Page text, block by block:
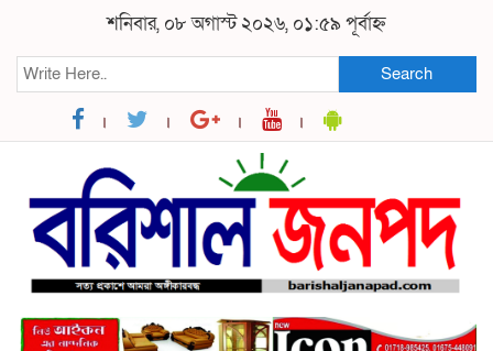
শনিবার, ০৮ অগাস্ট ২০২৬, ০১:৫৯ পূর্বাহ্ন
Search